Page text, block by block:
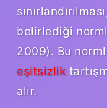
belirlediği
2009). Bu
eşitsizlik
alır.